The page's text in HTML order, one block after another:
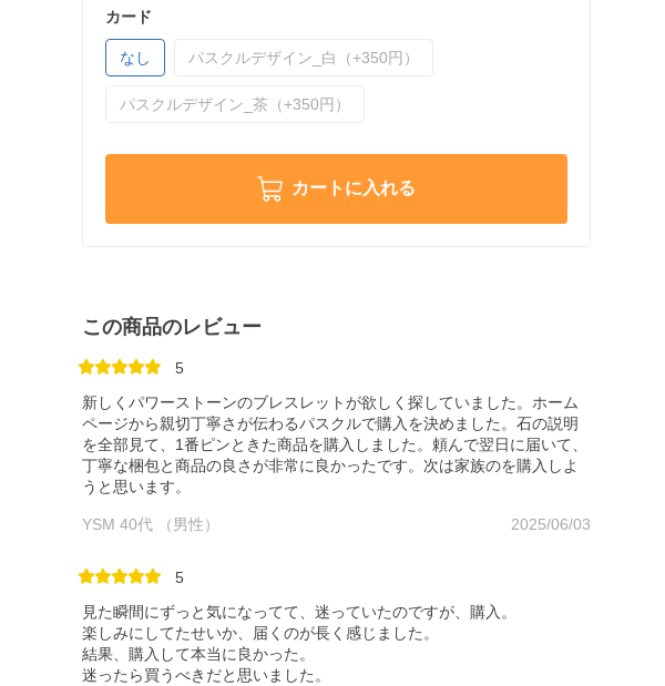
カード
なし パスクルデザイン_白（+350円）
パスクルデザイン_茶（+350円）
カートに入れる
この商品のレビュー
5
新しくパワーストーンのブレスレットが欲しく探していました。ホーム
ページから親切丁寧さが伝わるパスクルで購入を決めました。石の説明
を全部見て、1番ピンときた商品を購入しました。頼んで翌日に届いて、
丁寧な梱包と商品の良さが非常に良かったです。次は家族のを購入しよ
うと思います。
YSM 40代 （男性） 2025/06/03
5
見た瞬間にずっと気になってて、迷っていたのですが、購入。
楽しみにしてたせいか、届くのが長く感じました。
結果、購入して本当に良かった。
迷ったら買うべきだと思いました。